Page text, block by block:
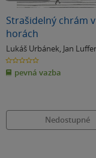
Strašidelný chrám v
horách
Lukáš Urbánek, Jan Luffer
0.0
z
5
hvězdiček
pevná vazba
Nedostupné